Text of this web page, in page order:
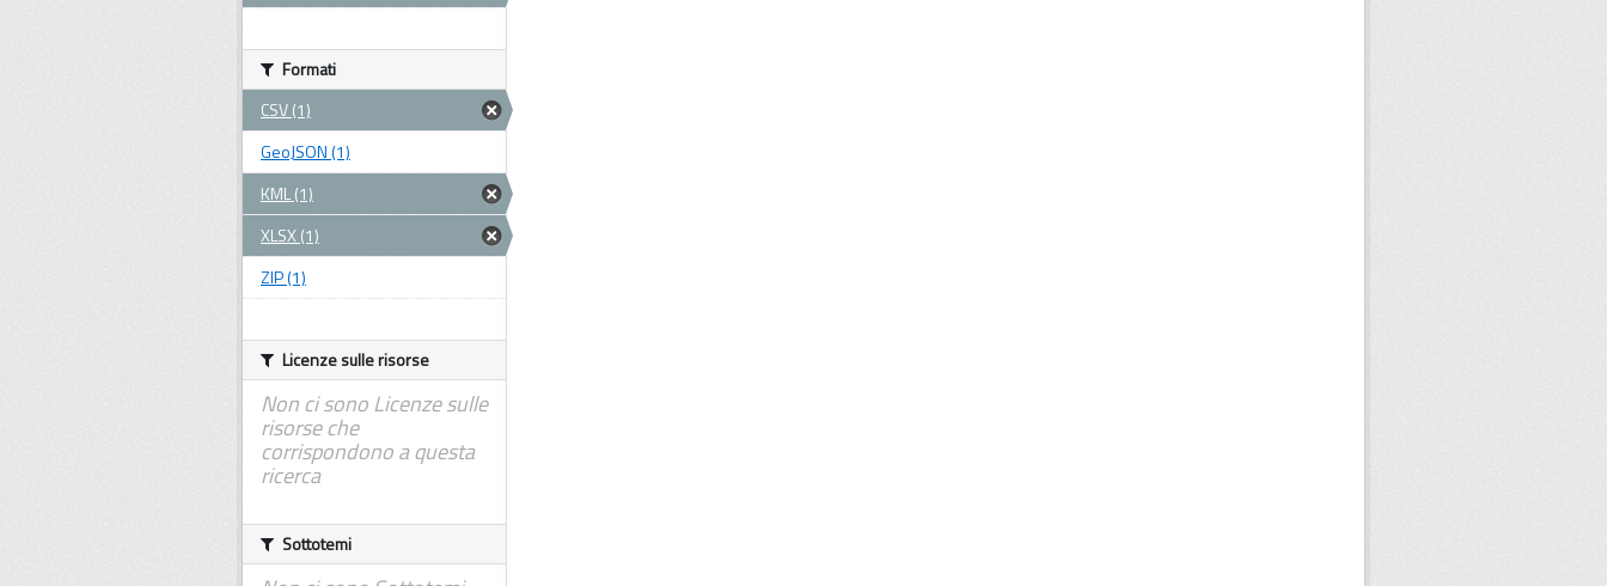
Formati
CSV (1)
GeoJSON (1)
KML (1)
XLSX (1)
ZIP (1)
Licenze sulle risorse
Non ci sono Licenze sulle
risorse che
corrispondono a questa
ricerca
Sottotemi